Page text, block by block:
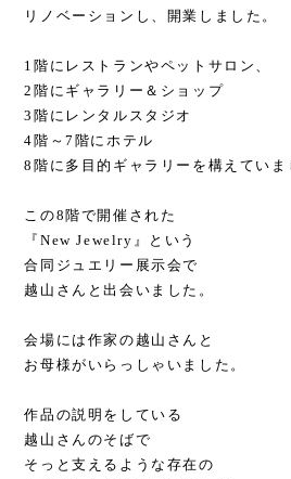
リノベーションし、開業しました。
1階にレストランやペットサロン、
2階にギャラリー＆ショップ
3階にレンタルスタジオ
4階～7階にホテル
8階に多目的ギャラリーを構えていま
この8階で開催された
『New Jewelry』という
合同ジュエリー展示会で
越山さんと出会いました。
会場には作家の越山さんと
お母様がいらっしゃいました。
作品の説明をしている
越山さんのそばで
そっと支えるような存在の